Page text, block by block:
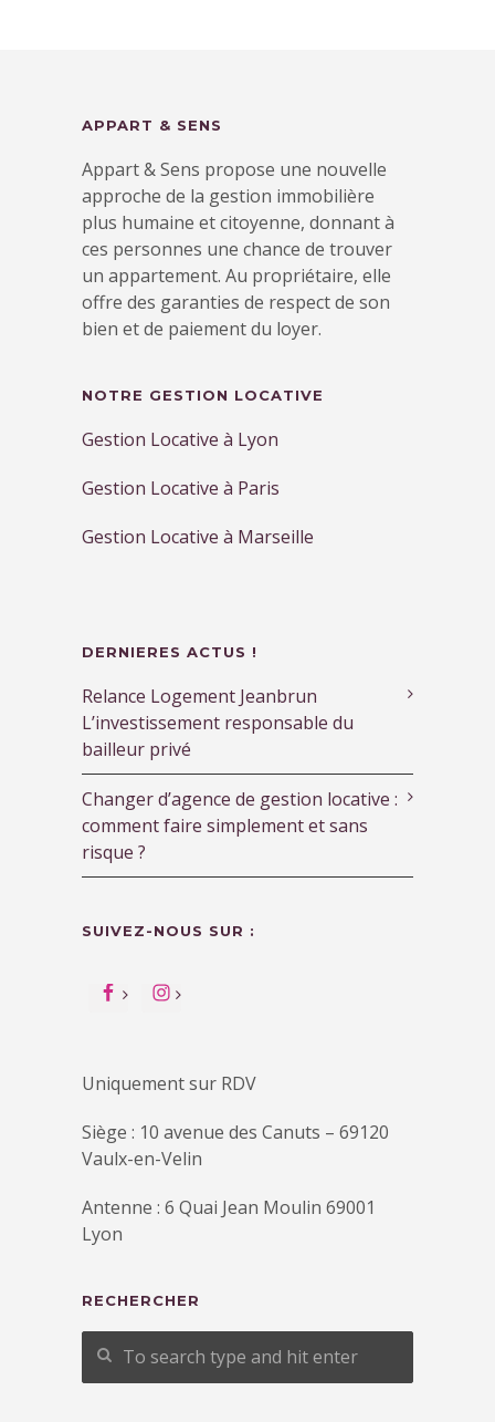
APPART & SENS
Appart & Sens propose une nouvelle
approche de la gestion immobilière
plus humaine et citoyenne, donnant à
ces personnes une chance de trouver
un appartement. Au propriétaire, elle
offre des garanties de respect de son
bien et de paiement du loyer.
NOTRE GESTION LOCATIVE
Gestion Locative à Lyon
Gestion Locative à Paris
Gestion Locative à Marseille
DERNIERES ACTUS !
Relance Logement Jeanbrun
L’investissement responsable du
bailleur privé
Changer d’agence de gestion locative :
comment faire simplement et sans
risque ?
SUIVEZ-NOUS SUR :
Uniquement sur RDV
Siège : 10 avenue des Canuts – 69120
Vaulx-en-Velin
Antenne : 6 Quai Jean Moulin 69001
Lyon
RECHERCHER